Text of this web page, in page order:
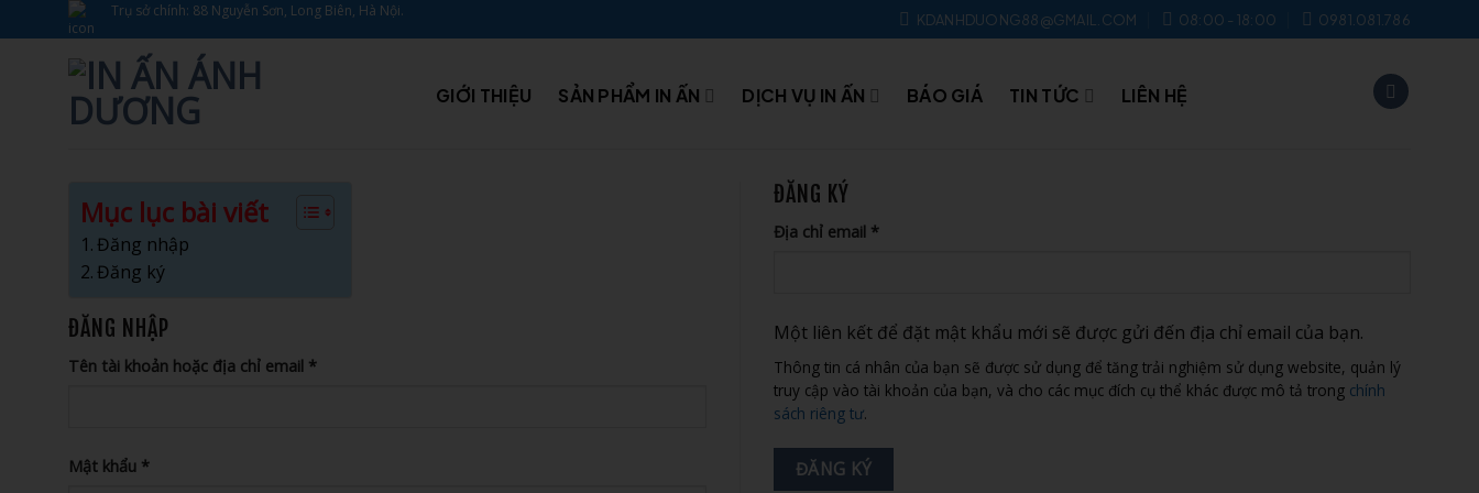
qua
Trụ sở chính: 88 Nguyễn Sơn, Long Biên, Hà Nội. KDANHDUONG88@GMAIL.COM 08:00 - 18:00 0981.081.786
GIỚI THIỆU SẢN PHẨM IN ẤN DỊCH VỤ IN ẤN BÁO GIÁ TIN TỨC LIÊN HỆ
Mục lục bài viết
Đăng nhập
Đăng ký
ĐĂNG NHẬP
Tên tài khoản hoặc địa chỉ email *Bắt
Mật khẩu *Bắt
ĐĂNG KÝ
Địa chỉ email *Bắt
Một liên kết để đặt mật khẩu mới sẽ được gửi đến địa chỉ email của bạn.
Thông tin cá nhân của bạn sẽ được sử dụng để tăng trải nghiệm sử dụng website, quản lý
truy cập vào tài khoản của bạn, và cho các mục đích cụ thể khác được mô tả trong chính
sách riêng tư.
ĐĂNG KÝ